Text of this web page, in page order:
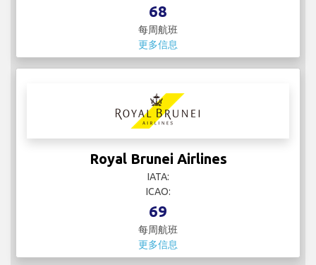
68
每周航班
更多信息
Royal Brunei Airlines
IATA:
ICAO:
69
每周航班
更多信息